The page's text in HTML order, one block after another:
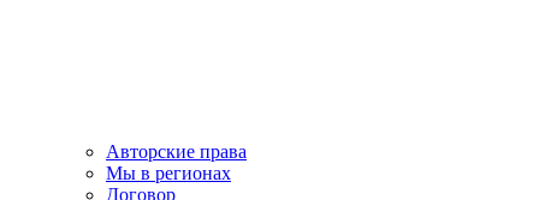
Авторские права
Мы в регионах
Договор